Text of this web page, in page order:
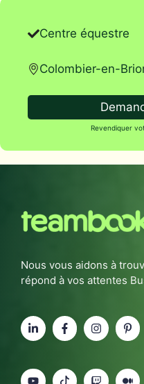
Centre équestre
Colombier-en-
Revendiquer
Nous vous aidons à
répond à vos attentes